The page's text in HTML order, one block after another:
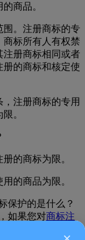
商品。
。注册商标的专
标所有人有权禁
注册商标相同或者
的商标和核定使
注册商标的专用
。
的商标为限。
的商品为限。
护的是什么？
如果您对商标注